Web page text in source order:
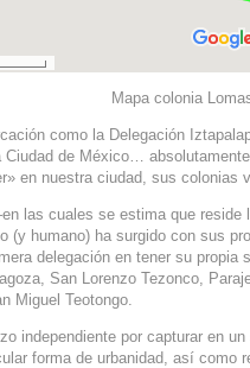
Mapa colonia
como la Delegación
Ciudad de México…
en nuestra ciudad, sus colonias
las cuales se estima que reside
(y humano) ha surgido con sus
delegación en tener su
San Lorenzo Tezonco,
Miguel Teotongo.
independiente por capturar en
forma de urbanidad, así como